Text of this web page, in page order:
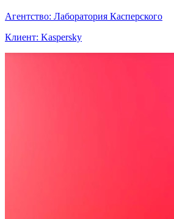
Агентство: Лаборатория Касперского
Клиент: Kaspersky